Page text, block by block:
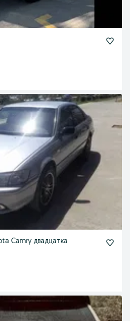
Camry двадцатка